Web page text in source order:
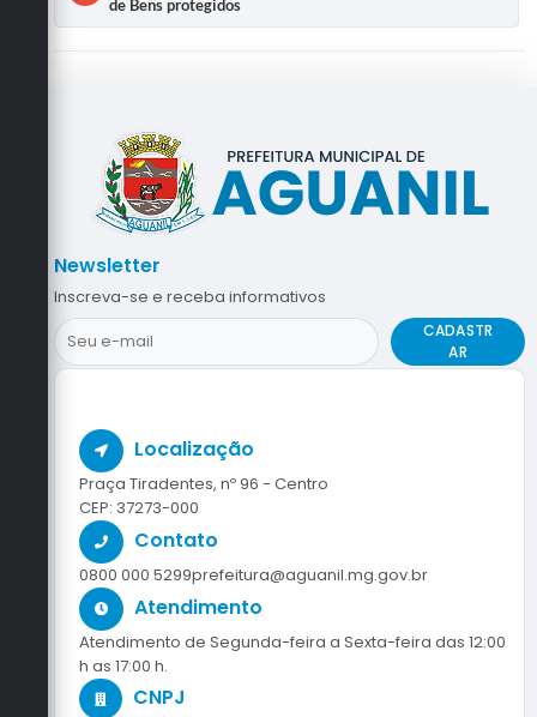
de Bens protegidos
Localização
Praça Tiradentes, nº 96 - Centro
CEP: 37273-000
Contato
0800 000 5299prefeitura@aguanil.mg.gov.br
Atendimento
Atendimento de Segunda-feira a Sexta-feira das 12:00
h as 17:00 h.
CNPJ
Newsletter
Inscreva-se e receba informativos
CADASTR
AR